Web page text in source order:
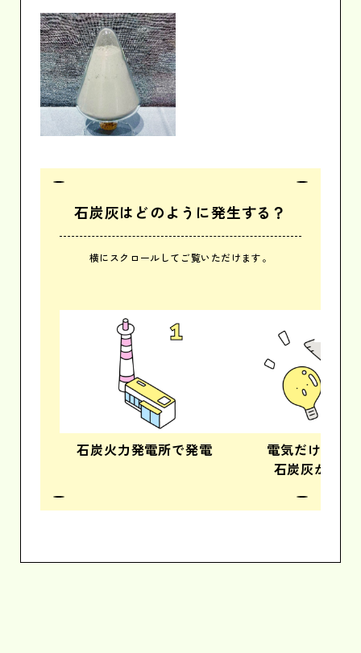
石炭灰はどのように発生する？
横にスクロールしてご覧いただけます。
1
石炭火力発電所で発電
電気だけでなく
石炭灰が発生